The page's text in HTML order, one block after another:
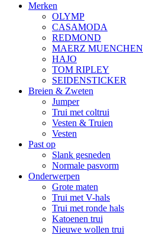
Merken
OLYMP
CASAMODA
REDMOND
MAERZ MUENCHEN
HAJO
TOM RIPLEY
SEIDENSTICKER
Breien & Zweten
Jumper
Trui met coltrui
Vesten & Truien
Vesten
Past op
Slank gesneden
Normale pasvorm
Onderwerpen
Grote maten
Trui met V-hals
Trui met ronde hals
Katoenen trui
Nieuwe wollen trui